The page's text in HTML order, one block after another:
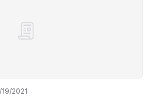
2021